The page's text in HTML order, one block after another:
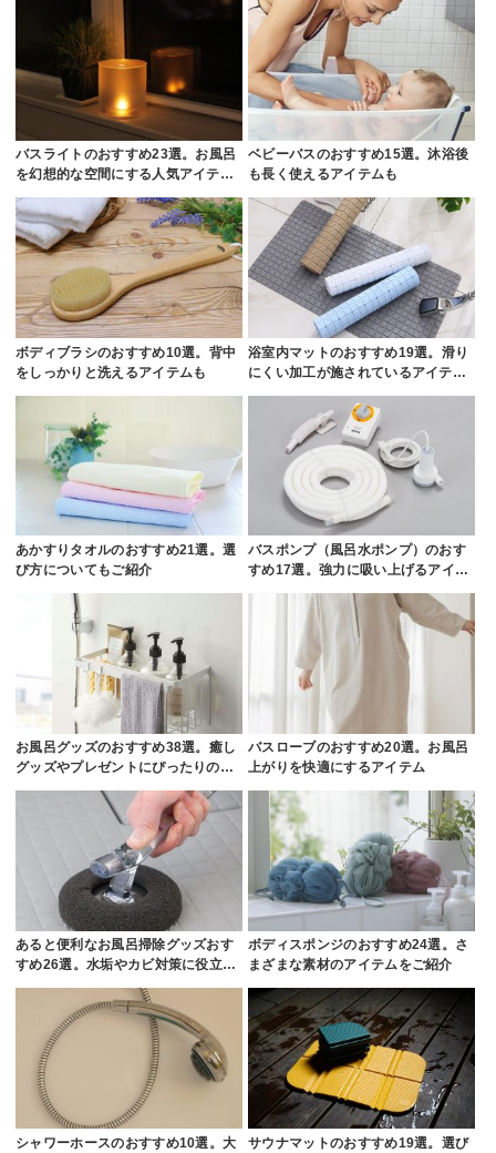
バスライトのおすすめ23選。お風呂
を幻想的な空間にする人気アイテ…
ベビーバスのおすすめ15選。沐浴後
も長く使えるアイテムも
ボディブラシのおすすめ10選。背中
をしっかりと洗えるアイテムも
浴室内マットのおすすめ19選。滑り
にくい加工が施されているアイテ…
あかすりタオルのおすすめ21選。選
び方についてもご紹介
バスポンプ（風呂水ポンプ）のおす
すめ17選。強力に吸い上げるアイ…
お風呂グッズのおすすめ38選。癒し
グッズやプレゼントにぴったりの…
バスローブのおすすめ20選。お風呂
上がりを快適にするアイテム
あると便利なお風呂掃除グッズおす
すめ26選。水垢やカビ対策に役立…
ボディスポンジのおすすめ24選。さ
まざまな素材のアイテムをご紹介
シャワーホースのおすすめ10選。大
サウナマットのおすすめ19選。選び